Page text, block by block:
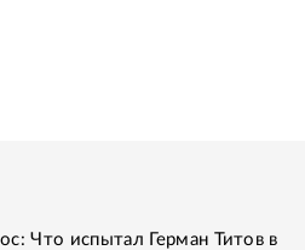
Что испытал Герман Титов в